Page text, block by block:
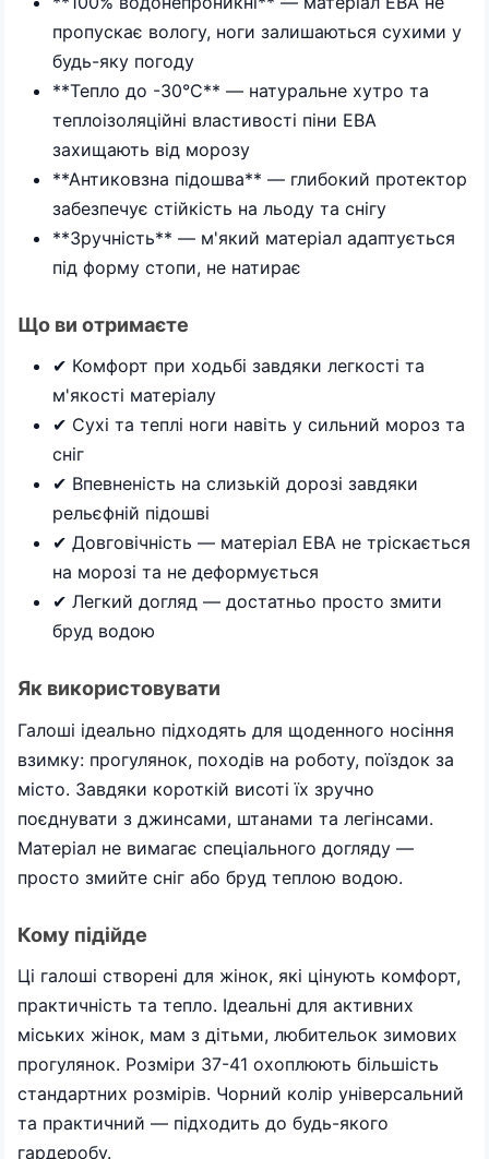
пропускає вологу, ноги залишаються сухими у
будь-яку погоду
**Тепло до -30°C** — натуральне хутро та
теплоізоляційні властивості піни ЕВА
захищають від морозу
**Антиковзна підошва** — глибокий протектор
забезпечує стійкість на льоду та снігу
**Зручність** — м'який матеріал адаптується
під форму стопи, не натирає
Що ви отримаєте
✔ Комфорт при ходьбі завдяки легкості та
м'якості матеріалу
✔ Сухі та теплі ноги навіть у сильний мороз та
сніг
✔ Впевненість на слизькій дорозі завдяки
рельєфній підошві
✔ Довговічність — матеріал ЕВА не тріскається
на морозі та не деформується
✔ Легкий догляд — достатньо просто змити
бруд водою
Як використовувати
Галоші ідеально підходять для щоденного носіння
взимку: прогулянок, походів на роботу, поїздок за
місто. Завдяки короткій висоті їх зручно
поєднувати з джинсами, штанами та легінсами.
Матеріал не вимагає спеціального догляду —
просто змийте сніг або бруд теплою водою.
Кому підійде
Ці галоші створені для жінок, які цінують комфорт,
практичність та тепло. Ідеальні для активних
міських жінок, мам з дітьми, любительок зимових
прогулянок. Розміри 37-41 охоплюють більшість
стандартних розмірів. Чорний колір універсальний
та практичний — підходить до будь-якого
гардеробу.